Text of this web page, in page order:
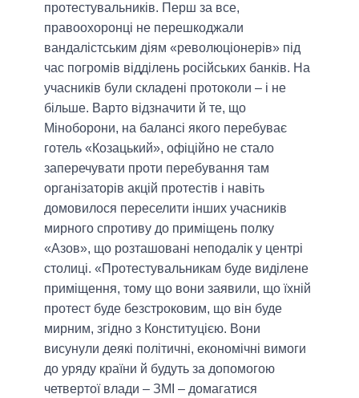
протестувальників. Перш за все,
правоохоронці не перешкоджали
вандалістським діям «революціонерів» під
час погромів відділень російських банків. На
учасників були складені протоколи – і не
більше. Варто відзначити й те, що
Міноборони, на балансі якого перебуває
готель «Козацький», офіційно не стало
заперечувати проти перебування там
організаторів акцій протестів і навіть
домовилося переселити інших учасників
мирного спротиву до приміщень полку
«Азов», що розташовані неподалік у центрі
столиці. «Протестувальникам буде виділене
приміщення, тому що вони заявили, що їхній
протест буде безстроковим, що він буде
мирним, згідно з Конституцією. Вони
висунули деякі політичні, економічні вимоги
до уряду країни й будуть за допомогою
четвертої влади – ЗМІ – домагатися